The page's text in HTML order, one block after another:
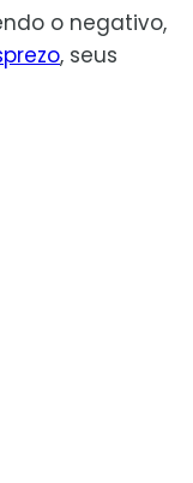
o negativo,
, seus